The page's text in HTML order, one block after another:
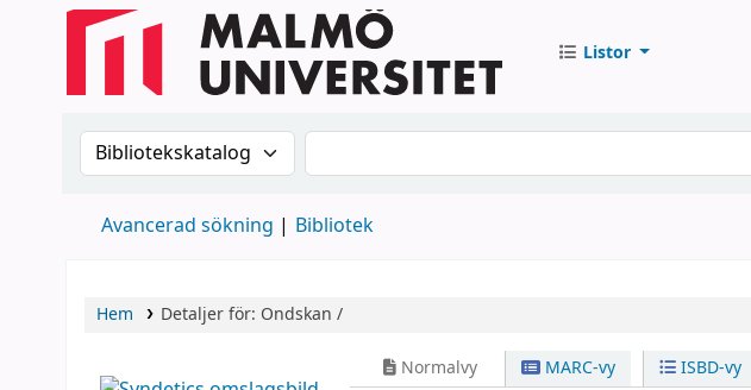
Listor
Sök i katalogen efter:Sök i katalogen
Avancerad sökning Bibliotek
Hem Detaljer för: Ondskan /
Normalvy MARC-vy ISBD-vy